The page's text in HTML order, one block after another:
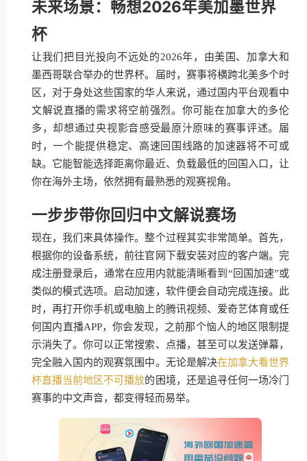
未来场景：畅想2026年美加墨世界
杯
让我们把目光投向不远处的2026年，由美国、加拿大和
墨西哥联合举办的世界杯。届时，赛事将横跨北美多个时
区，对于身处这些国家的华人来说，通过国内平台观看中
文解说直播的需求将空前强烈。你可能在加拿大的多伦
多，却想通过央视影音感受最原汁原味的赛事评述。届
时，一个能提供稳定、高速回国线路的加速器将不可或
缺。它能智能选择距离你最近、负载最低的回国入口，让
你在海外主场，依然拥有最熟悉的观赛视角。
一步步带你回归中文解说赛场
现在，我们来具体操作。整个过程其实非常简单。首先，
根据你的设备系统，前往官网下载安装对应的客户端。完
成注册登录后，通常在应用内就能清晰看到“回国加速”或
类似的模式选项。启动加速，软件便会自动完成连接。此
时，再打开你手机或电脑上的腾讯视频、爱奇艺体育或任
何国内直播APP，你会发现，之前那个恼人的地区限制提
示消失了。你可以正常搜索、点播，甚至可以发送弹幕，
完全融入国内的观赛氛围中。无论是解决在加拿大看世界
杯直播当前地区不可播放的困境，还是追寻任何一场冷门
赛事的中文声音，都变得轻而易举。